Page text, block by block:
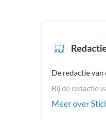
De redactie
Bij de redactie
Meer over